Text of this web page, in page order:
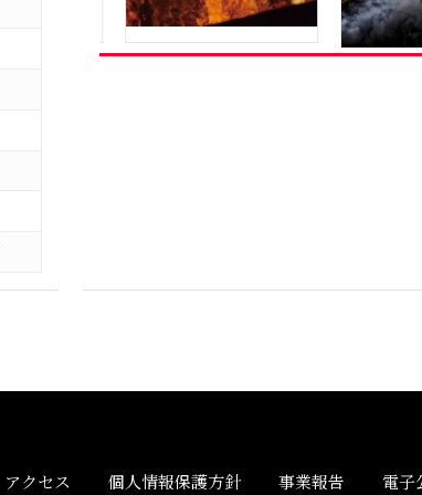
アクセス 個人情報保護方針 事業報告 電子